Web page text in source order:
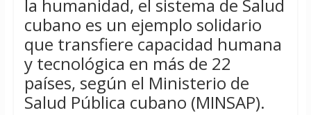
la humanidad, el sistema de Salud
cubano es un ejemplo solidario
que transfiere capacidad humana
y tecnológica en más de 22
países, según el Ministerio de
Salud Pública cubano (MINSAP).